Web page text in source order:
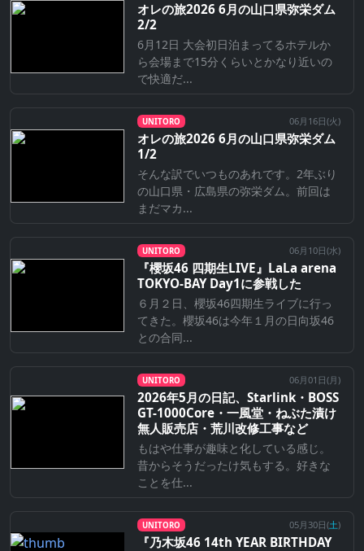
オレの旅2026 6月の山口県弥栄ダム
2/2
6月12日 大会初日泊まってるホテルか
ら会場まで15分くらいとかなり近いの
で快適だ...
UNITORO 06月16日(火)
オレの旅2026 6月の山口県弥栄ダム
1/2
そんな訳でいつものあれです。2年ぶり
の山口県・広島県の弥栄ダム。前回は
まだマカ...
UNITORO 06月10日(水)
『櫻坂46 四期生LIVE』LaLa arena
TOKYO-BAY Day1に参戦した
６月２日、櫻坂46四期生ライブに行っ
てきた。櫻坂46は今年１月の日向坂46
との合同...
UNITORO 06月01日(月)
2026年5月の日記、Starlink・BOSS
GT-1000Core・一風堂・ねぶた漬け
無人販売店・荒川改修工事など
もはや仕事が趣味と化している感じ。
昔からそうだったけ気もする。好きな
ことを仕...
UNITORO 05月30日(土)
『乃⽊坂46 14th YEAR BIRTHDAY